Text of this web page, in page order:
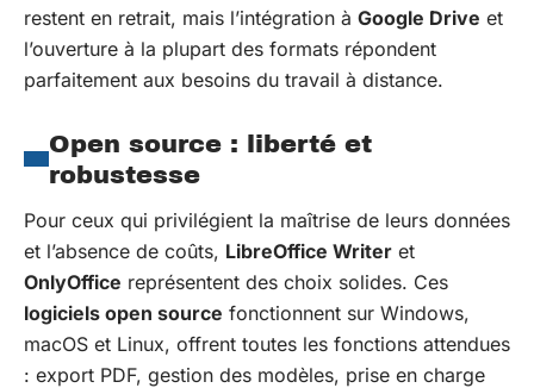
restent en retrait, mais l’intégration à Google Drive et
l’ouverture à la plupart des formats répondent
parfaitement aux besoins du travail à distance.
Open source : liberté et
robustesse
Pour ceux qui privilégient la maîtrise de leurs données
et l’absence de coûts, LibreOffice Writer et
OnlyOffice représentent des choix solides. Ces
logiciels open source fonctionnent sur Windows,
macOS et Linux, offrent toutes les fonctions attendues
: export PDF, gestion des modèles, prise en charge